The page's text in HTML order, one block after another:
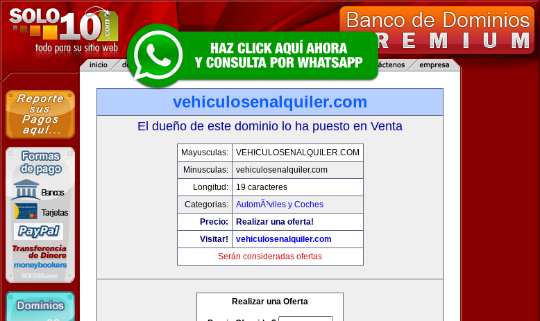
vehiculosenalquiler.com
El dueño de este dominio lo ha puesto en Venta
Mayusculas:
VEHICULOSENALQUILER.COM
Minusculas:
vehiculosenalquiler.com
Longitud:
19 caracteres
Categorias:
AutomÃ³viles y Coches
Precio:
Realizar una oferta!
Visitar!
vehiculosenalquiler.com
Serán consideradas ofertas
Realizar una Oferta